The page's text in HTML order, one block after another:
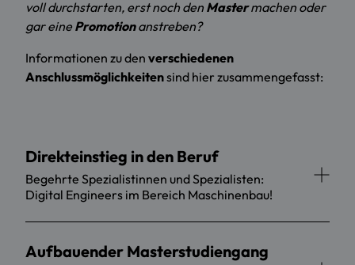
voll durchstarten, erst noch den Mastermachen oder
gar eine Promotionanstreben?
Informationen zu den verschiedenen
Anschlussmöglichkeitensind hier zusammengefasst:
Direkteinstieg in den Beruf
Begehrte Spezialistinnen und Spezialisten:
Digital Engineers im Bereich Maschinenbau!
Aufbauender Masterstudiengang